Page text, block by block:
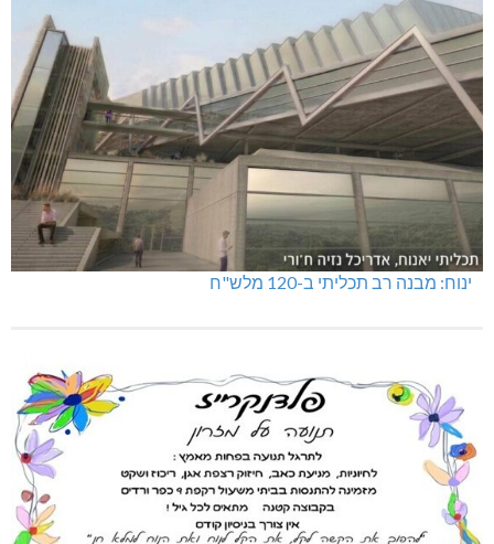
ינוח: מבנה רב תכליתי ב-120 מלש"ח